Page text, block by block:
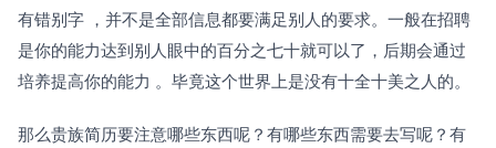
有错别字 ，并不是全部信息都要满足别人的要求。一般在招聘
是你的能力达到别人眼中的百分之七十就可以了，后期会通过
培养提高你的能力 。毕竟这个世界上是没有十全十美之人的。
那么贵族简历要注意哪些东西呢？有哪些东西需要去写呢？有